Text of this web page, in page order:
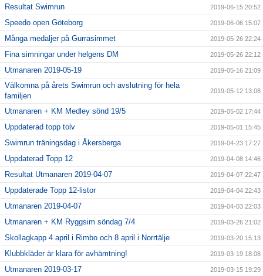
Resultat Swimrun 2019-06-15 20:52
Speedo open Göteborg 2019-06-06 15:07
Många medaljer på Gurrasimmet 2019-05-26 22:24
Fina simningar under helgens DM 2019-05-26 22:12
Utmanaren 2019-05-19 2019-05-16 21:09
Välkomna på årets Swimrun och avslutning för hela
familjen
2019-05-12 13:08
Utmanaren + KM Medley sönd 19/5 2019-05-02 17:44
Uppdaterad topp tolv 2019-05-01 15:45
Swimrun träningsdag i Åkersberga 2019-04-23 17:27
Uppdaterad Topp 12 2019-04-08 14:46
Resultat Utmanaren 2019-04-07 2019-04-07 22:47
Uppdaterade Topp 12-listor 2019-04-04 22:43
Utmanaren 2019-04-07 2019-04-03 22:03
Utmanaren + KM Ryggsim söndag 7/4 2019-03-26 21:02
Skollagkapp 4 april i Rimbo och 8 april i Norrtälje 2019-03-20 15:13
Klubbkläder är klara för avhämtning! 2019-03-19 18:08
Utmanaren 2019-03-17 2019-03-15 19:29